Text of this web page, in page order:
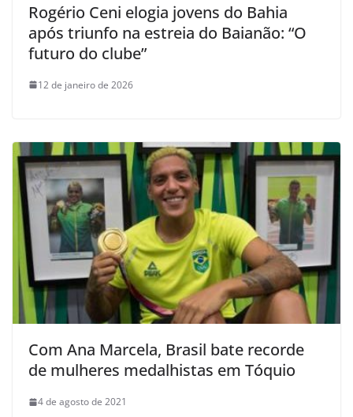
Rogério Ceni elogia jovens do Bahia
após triunfo na estreia do Baianão: “O
futuro do clube”
12 de janeiro de 2026
Com Ana Marcela, Brasil bate recorde
de mulheres medalhistas em Tóquio
4 de agosto de 2021